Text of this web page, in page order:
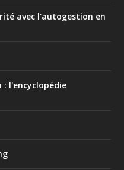
avec l'autogestion en
: l'encyclopédie